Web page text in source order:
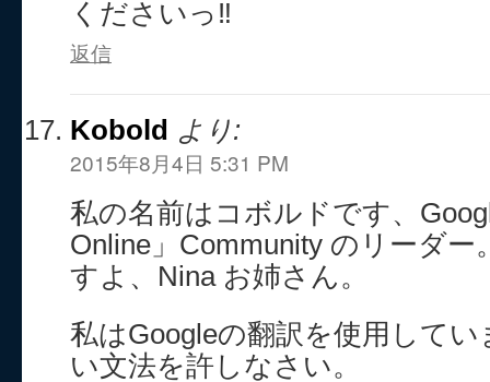
くださいっ‼︎
返信
Kobold より:
2015年8月4日 5:31 PM
私の名前はコボルドです、
Online」Community のリーダ
すよ、Nina お姉さん。
私はGoogleの翻訳を使用して
い文法を許しなさい。